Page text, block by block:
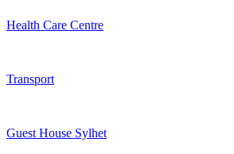
Health Care Centre
Transport
Guest House Sylhet